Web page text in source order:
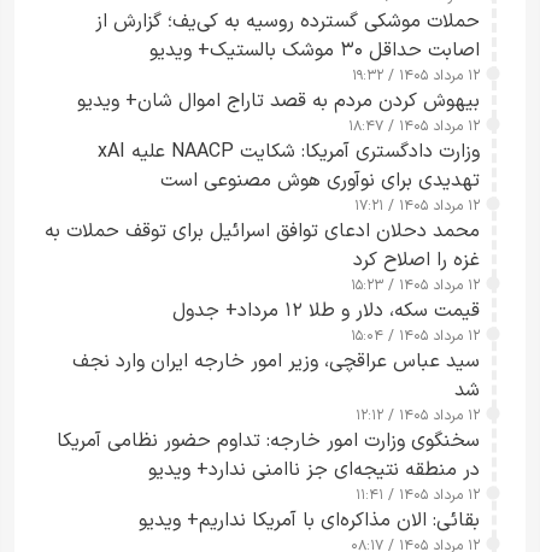
حملات موشکی گسترده روسیه به کی‌یف؛ گزارش از
اصابت حداقل ۳۰ موشک بالستیک+ ویدیو
۱۲ مرداد ۱۴۰۵ / ۱۹:۳۲
بیهوش کردن مردم به قصد تاراج اموال شان+ ویدیو
۱۲ مرداد ۱۴۰۵ / ۱۸:۴۷
وزارت دادگستری آمریکا: شکایت NAACP علیه xAI
تهدیدی برای نوآوری هوش مصنوعی است
۱۲ مرداد ۱۴۰۵ / ۱۷:۲۱
محمد دحلان ادعای توافق اسرائیل برای توقف حملات به
غزه را اصلاح کرد
۱۲ مرداد ۱۴۰۵ / ۱۵:۲۳
قیمت سکه، دلار و طلا ۱۲ مرداد+ جدول
۱۲ مرداد ۱۴۰۵ / ۱۵:۰۴
سید عباس عراقچی، وزیر امور خارجه ایران وارد نجف
شد
۱۲ مرداد ۱۴۰۵ / ۱۲:۱۲
سخنگوی وزارت امور خارجه: تداوم حضور نظامی آمریکا
در منطقه نتیجه‌ای جز ناامنی ندارد+ ویدیو
۱۲ مرداد ۱۴۰۵ / ۱۱:۴۱
بقائی: الان مذاکره‌ای با آمریکا نداریم+ ویدیو
۱۲ مرداد ۱۴۰۵ / ۰۸:۱۷